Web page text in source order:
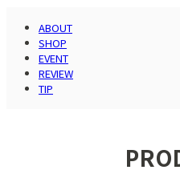
ABOUT
SHOP
EVENT
REVIEW
TIP